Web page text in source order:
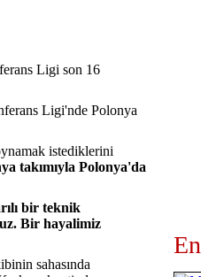
Ligi son 16
Ligi'nde Polonya
istediklerini
takımıyla Polonya'da
bir teknik
Bir hayalimiz
sahasında